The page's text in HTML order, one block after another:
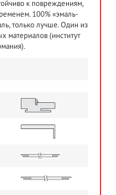
к повреждениям,
100% «эмаль-
только лучше. Один из
материалов (институт